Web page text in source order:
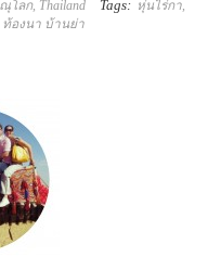
โลก, Thailand Tags: หุ่นไร่กา,
ท้องนา บ้านย่า